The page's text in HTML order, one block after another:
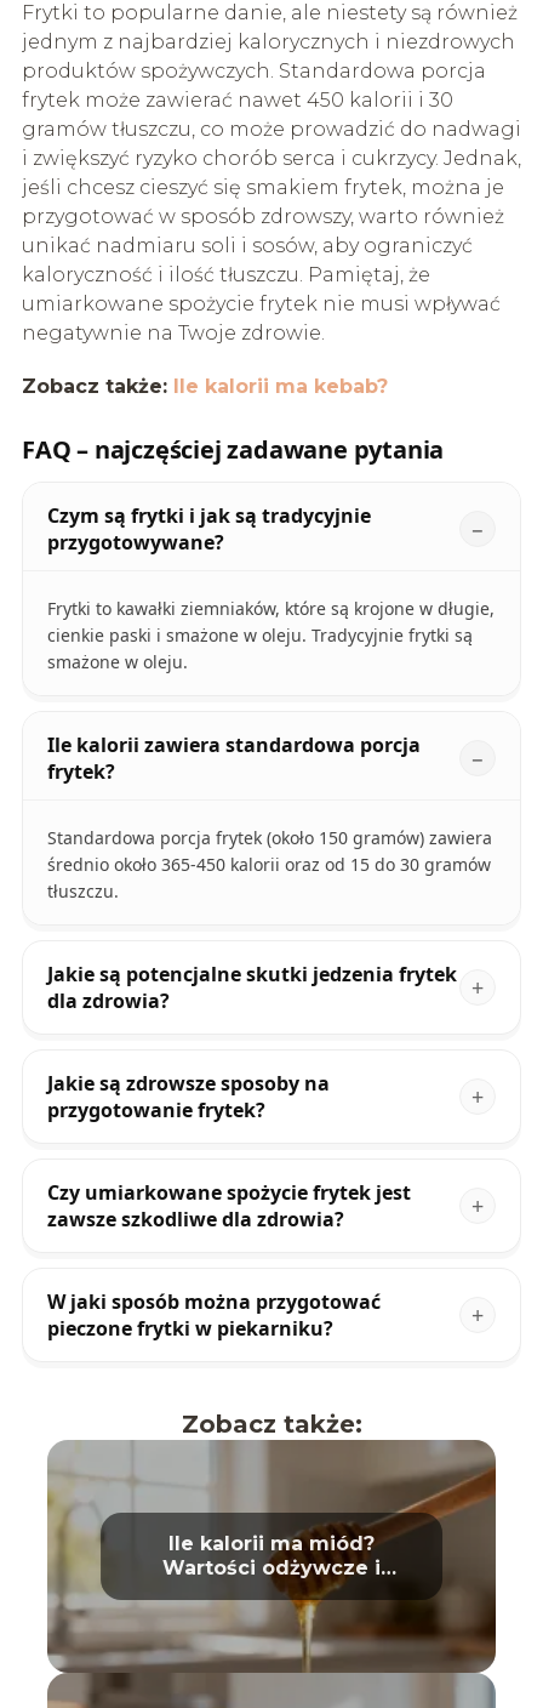
Frytki to popularne danie, ale niestety są również
jednym z najbardziej kalorycznych i niezdrowych
produktów spożywczych. Standardowa porcja
frytek może zawierać nawet 450 kalorii i 30
gramów tłuszczu, co może prowadzić do nadwagi
i zwiększyć ryzyko chorób serca i cukrzycy. Jednak,
jeśli chcesz cieszyć się smakiem frytek, można je
przygotować w sposób zdrowszy, warto również
unikać nadmiaru soli i sosów, aby ograniczyć
kaloryczność i ilość tłuszczu. Pamiętaj, że
umiarkowane spożycie frytek nie musi wpływać
negatywnie na Twoje zdrowie.
Zobacz także: Ile kalorii ma kebab?
FAQ – najczęściej zadawane pytania
Czym są frytki i jak są tradycyjnie
przygotowywane?
Frytki to kawałki ziemniaków, które są krojone w długie,
cienkie paski i smażone w oleju. Tradycyjnie frytki są
smażone w oleju.
Ile kalorii zawiera standardowa porcja
frytek?
Standardowa porcja frytek (około 150 gramów) zawiera
średnio około 365-450 kalorii oraz od 15 do 30 gramów
tłuszczu.
Jakie są potencjalne skutki jedzenia frytek
dla zdrowia?
Jakie są zdrowsze sposoby na
przygotowanie frytek?
Czy umiarkowane spożycie frytek jest
zawsze szkodliwe dla zdrowia?
W jaki sposób można przygotować
pieczone frytki w piekarniku?
Zobacz także:
Ile kalorii ma miód?
Wartości odżywcze i
właściwości